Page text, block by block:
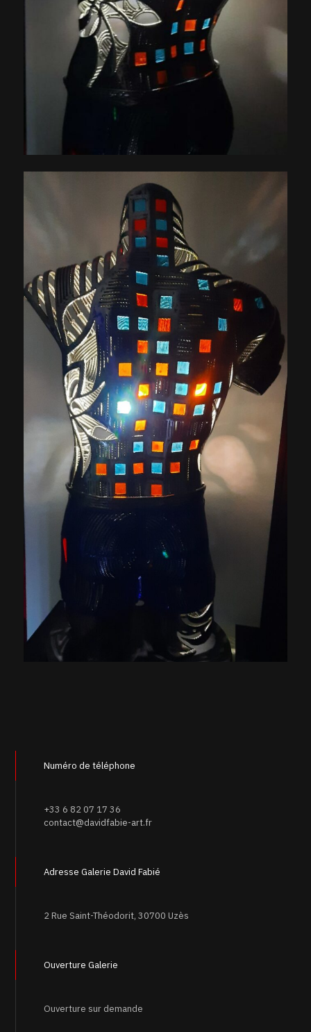
Numéro de téléphone
+33 6 82 07 17 36
contact@davidfabie-art.fr
Adresse Galerie David Fabié
2 Rue Saint-Théodorit, 30700 Uzès
Ouverture Galerie
Ouverture sur demande